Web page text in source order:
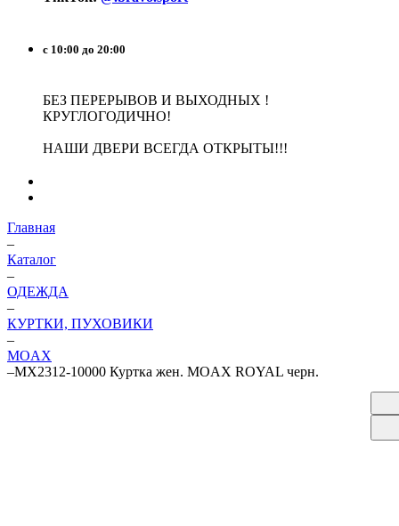
с 10:00 до 20:00
БЕЗ ПЕРЕРЫВОВ И ВЫХОДНЫХ !
КРУГЛОГОДИЧНО!
НАШИ ДВЕРИ ВСЕГДА ОТКРЫТЫ!!!
Главная
–
Каталог
–
ОДЕЖДА
–
КУРТКИ, ПУХОВИКИ
–
MOAX
–MX2312-10000 Куртка жен. MOAX ROYAL черн.